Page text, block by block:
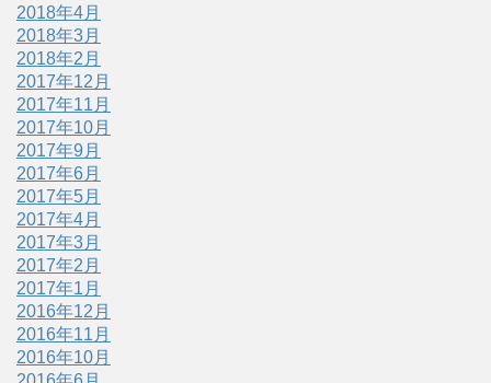
2018年4月
2018年3月
2018年2月
2017年12月
2017年11月
2017年10月
2017年9月
2017年6月
2017年5月
2017年4月
2017年3月
2017年2月
2017年1月
2016年12月
2016年11月
2016年10月